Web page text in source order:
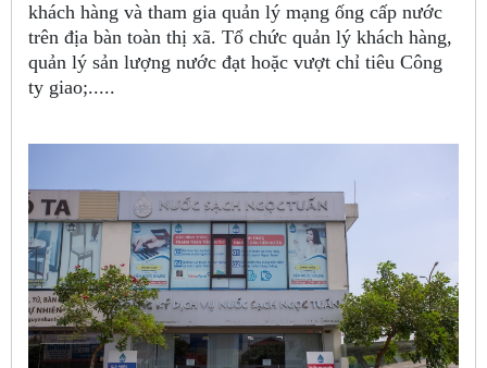
khách hàng và tham gia quản lý mạng ống cấp nước
trên địa bàn toàn thị xã. Tổ chức quản lý khách hàng,
quản lý sản lượng nước đạt hoặc vượt chỉ tiêu Công
ty giao;.....